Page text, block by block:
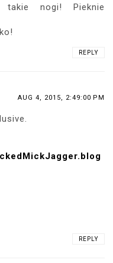
nogi! Pieknie
REPLY
AUG 4, 2015, 2:49:00 PM
REPLY